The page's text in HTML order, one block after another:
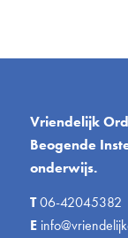
Vriendelijk
Beogende
onderwijs.
T06-42045382
E